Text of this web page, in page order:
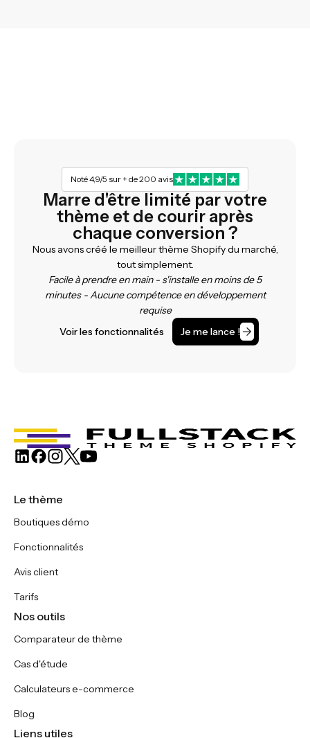
Noté 4,9/5 sur + de 200 avis
Marre d'être limité par votre
thème et de courir après
chaque conversion ?
Nous avons créé le meilleur thème Shopify du marché,
tout simplement.
Facile à prendre en main - s'installe en moins de 5
minutes - Aucune compétence en développement
requise
Voir les fonctionnalités
Je me lance !
Le thème
Boutiques démo
Fonctionnalités
Avis client
Tarifs
Nos outils
Comparateur de thème
Cas d'étude
Calculateurs e-commerce
Blog
Liens utiles